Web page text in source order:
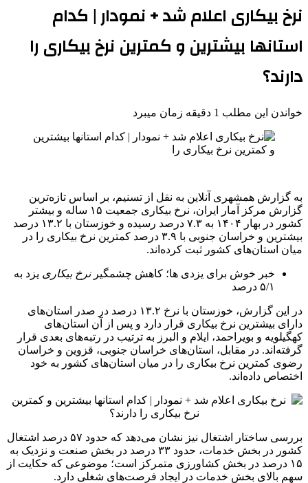
نرخ بیکاری اعلام شد + نمودار | کدام
استانها بیشترین و کمترین نرخ بیکاری را
دارند؟
خواندن این مطلب 1 دقیقه زمان میبرد
به گزارش همشهری آنلاین به نقل از تسنیم، بر اساس تازه‌ترین
گزارش مرکز آمار ایران، نرخ بیکاری جمعیت ۱۵ ساله و بیشتر
کشور در بهار ۱۴۰۴ به ۷.۳ درصد رسیده و خوزستان با ۱۳.۲ درصد
بیشترین و خراسان جنوبی با ۳.۹ درصد کمترین نرخ بیکاری را در
میان استان‌های کشور ثبت کرده‌اند.
خبر خوش برای یزدی ها؛ کاهش چشمگیرنرخ بیکاری یزد به
۵/۱ درصد
در این گزارش، خوزستان با نرخ ۱۳.۲ درصد در صدر استان‌های
دارای بیشترین نرخ بیکاری قرار دارد و پس از آن استان‌های
کهگیلویه و بویراحمد، ایلام و البرز به ترتیب در رتبه‌های بعدی قرار
گرفته‌اند. در مقابل، استان‌های خراسان جنوبی، قزوین و خراسان
رضوی کمترین نرخ بیکاری را در میان استان‌های کشور به خود
اختصاص داده‌اند.
بررسی ساختار اشتغال نیز نشان می‌دهد که حدود ۵۷ درصد اشتغال
کشور در بخش خدمات، حدود ۳۳ درصد در بخش صنعت و نزدیک به
۱۵ درصد در بخش کشاورزی متمرکز است؛ موضوعی که حکایت از
سهم بالای بخش خدمات در ایجاد فرصت‌های شغلی دارد.